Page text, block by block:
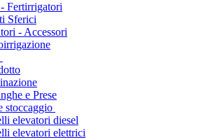
Fertirrigatori
Sferici
- Accessori
e Prese
stoccaggio
elevatori diesel
elevatori elettrici